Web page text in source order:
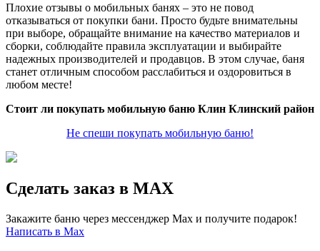
Плохие отзывы о мобильных банях – это не повод
отказываться от покупки бани. Просто будьте внимательны
при выборе, обращайте внимание на качество материалов и
сборки, соблюдайте правила эксплуатации и выбирайте
надежных производителей и продавцов. В этом случае, баня
станет отличным способом расслабиться и оздоровиться в
любом месте!
Стоит ли покупать мобильную баню Клин Клинский район
Не спеши покупать мобильную баню!
Сделать заказ в MAX
Закажите баню через мессенджер Max и получите подарок!
Написать в Max